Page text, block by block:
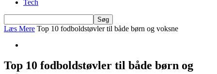
Tech
Læs Mere Top 10 fodboldstøvler til både børn og voksne
Top 10 fodboldstøvler til både børn og